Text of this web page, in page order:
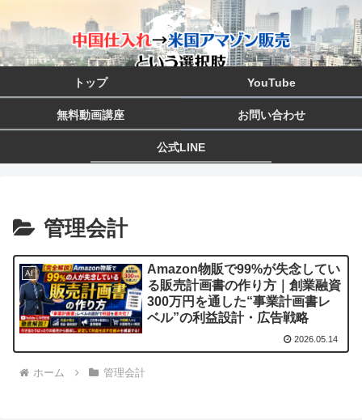
トップ YouTube
無料動画講座 お問い合わせ
公式LINE
管理会計
AI
Amazon物販で99%が失念してい
る販売計画書の作り方｜創業融資
300万円を通した“事業計画書レ
ベル”の利益設計・広告戦略
2026.05.14
ホーム 管理会計